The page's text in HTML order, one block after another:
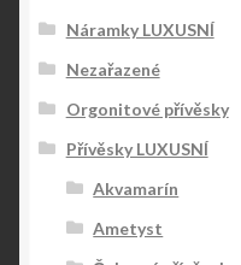
Náramky LUXUSNÍ
Nezařazené
Orgonitové přívěsky
Přívěsky LUXUSNÍ
Akvamarín
Ametyst